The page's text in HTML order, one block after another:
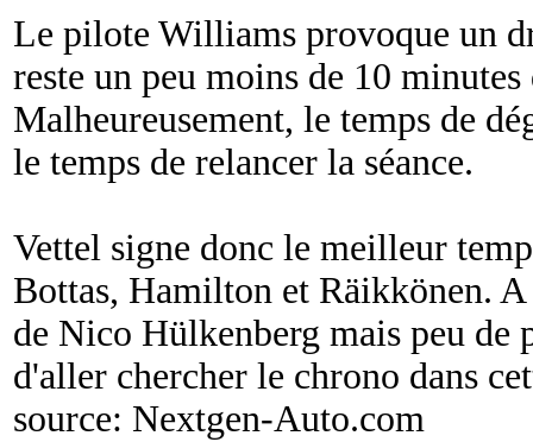
Le pilote Williams provoque un
reste un peu moins de 10 minutes
Malheureusement, le temps de
le temps de relancer la séance.
Vettel signe donc le meilleur
Bottas, Hamilton et Räikkönen.
de Nico Hülkenberg mais peu de
d'aller chercher le chrono dans
source: Nextgen-Auto.com